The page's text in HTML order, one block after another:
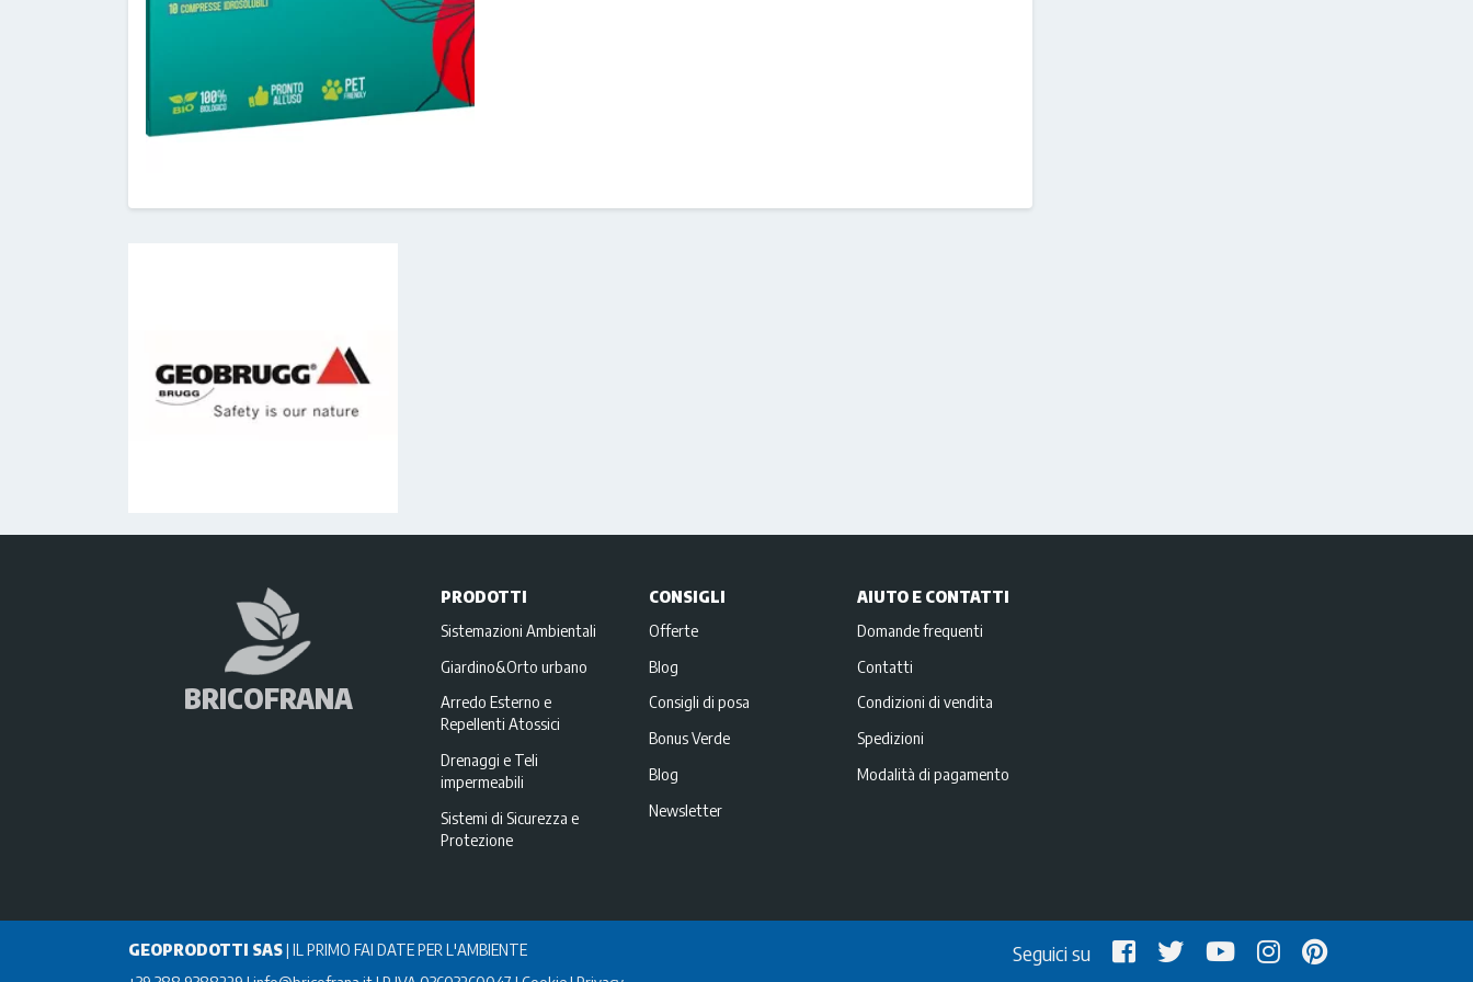
BRICOFRANA
PRODOTTI
Sistemazioni Ambientali
Giardino&Orto urbano
Arredo Esterno e
Repellenti Atossici
Drenaggi e Teli
impermeabili
Sistemi di Sicurezza e
Protezione
CONSIGLI
Offerte
Blog
Consigli di posa
Bonus Verde
Blog
Newsletter
AIUTO E CONTATTI
Domande frequenti
Contatti
Condizioni di vendita
Spedizioni
Modalità di pagamento
GEOPRODOTTI SAS| IL PRIMO FAI DATE PER L'AMBIENTE
Seguici su